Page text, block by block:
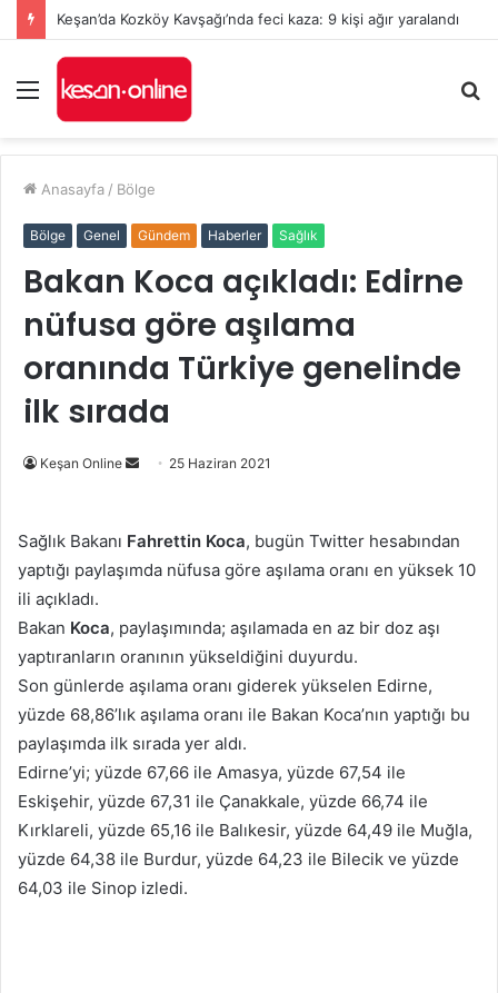
Keşan’da Kozköy Kavşağı’nda feci kaza: 9 kişi ağır yaralandı
Menü
...
Anasayfa / Bölge
Bölge Genel Gündem Haberler Sağlık
Bakan Koca açıkladı: Edirne
nüfusa göre aşılama
oranında Türkiye genelinde
ilk sırada
Keşan Online
Bir
göndermek
25 Haziran 2021
Sağlık Bakanı Fahrettin Koca, bugün Twitter hesabından
yaptığı paylaşımda nüfusa göre aşılama oranı en yüksek 10
ili açıkladı.
Bakan Koca, paylaşımında; aşılamada en az bir doz aşı
yaptıranların oranının yükseldiğini duyurdu.
Son günlerde aşılama oranı giderek yükselen Edirne,
yüzde 68,86’lık aşılama oranı ile Bakan Koca’nın yaptığı bu
paylaşımda ilk sırada yer aldı.
Edirne’yi; yüzde 67,66 ile Amasya, yüzde 67,54 ile
Eskişehir, yüzde 67,31 ile Çanakkale, yüzde 66,74 ile
Kırklareli, yüzde 65,16 ile Balıkesir, yüzde 64,49 ile Muğla,
yüzde 64,38 ile Burdur, yüzde 64,23 ile Bilecik ve yüzde
64,03 ile Sinop izledi.